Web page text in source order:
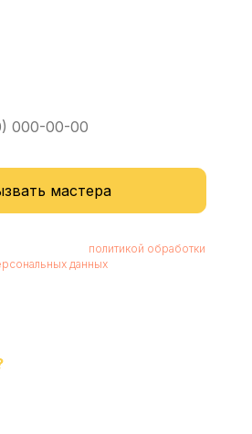
мастера
политикой обработки
данных